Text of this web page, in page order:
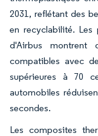
2031, reflétant des
en recyclabilité. Les
d'Airbus
compatibles avec
supérieures à 70
automobiles
secondes.
Les composites